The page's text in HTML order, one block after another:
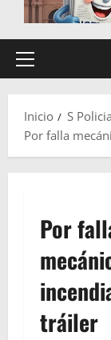
Menú
Inicio
S
Por falla
Por
tráiler